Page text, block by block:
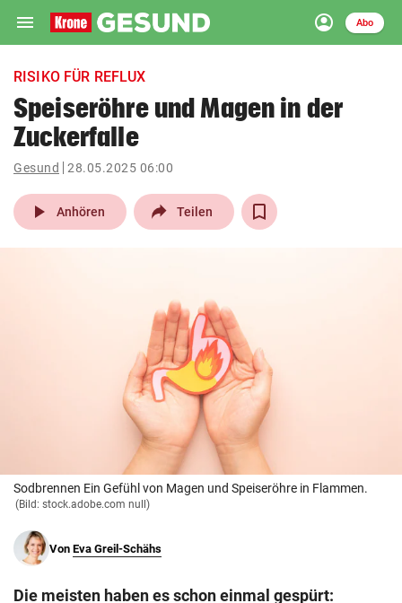
menu Navigation
ein-/ausklappen
account_circle
Anmelden
Abo
close Schließen
account_circle Anmelden
pin_drop
Wien arrow_right
bookmark
© Krone Multimedia GmbH & Co KG 2026
Muthgasse 2, 1190 Wien
RISIKO FÜR REFLUX
Speiseröhre und Magen in der
Zuckerfalle
Gesund 28.05.2025 06:00
play_arrow Anhören Teilen
Sodbrennen Ein Gefühl von Magen und Speiseröhre in Flammen.
(Bild: stock.adobe.com null)
Von Eva Greil-Schähs
Die meisten haben es schon einmal gespürt: